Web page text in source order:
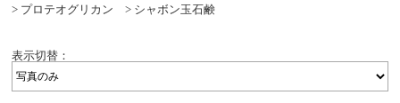
プロテオグリカン
シャボン玉石鹸
表示切替：